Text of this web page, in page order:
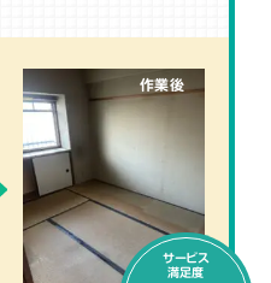
作業後
サービス
満足度